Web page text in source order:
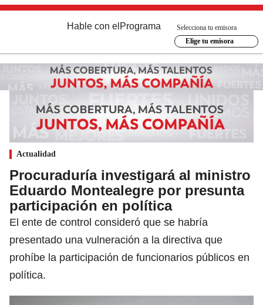
Hable con el Programa
Selecciona tu emisora
Elige tu emisora
Actualidad
Procuraduría investigará al ministro
Eduardo Montealegre por presunta
participación en política
El ente de control consideró que se habría
presentado una vulneración a la directiva que
prohíbe la participación de funcionarios públicos en
política.